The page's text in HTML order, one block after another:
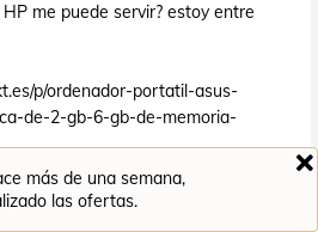
más de una semana,
las ofertas.
me puede servir? estoy entre
p/ordenador-portatil-asus-
de-2-gb-6-gb-de-memoria-
más! ?